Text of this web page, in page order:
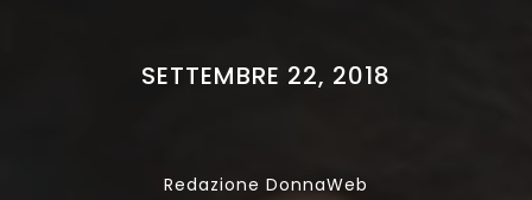
SETTEMBRE 22, 2018
Redazione DonnaWeb